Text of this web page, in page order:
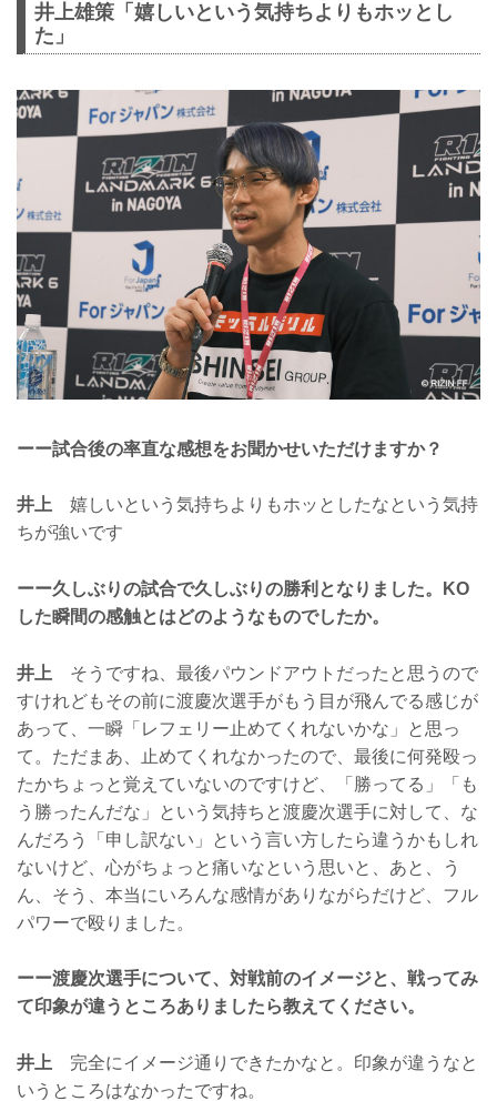
井上雄策「嬉しいという気持ちよりもホッとし
た」
ーー試合後の率直な感想をお聞かせいただけますか？
井上 嬉しいという気持ちよりもホッとしたなという気持
ちが強いです
ーー久しぶりの試合で久しぶりの勝利となりました。KO
した瞬間の感触とはどのようなものでしたか。
井上 そうですね、最後パウンドアウトだったと思うので
すけれどもその前に渡慶次選手がもう目が飛んでる感じが
あって、一瞬「レフェリー止めてくれないかな」と思っ
て。ただまあ、止めてくれなかったので、最後に何発殴っ
たかちょっと覚えていないのですけど、「勝ってる」「も
う勝ったんだな」という気持ちと渡慶次選手に対して、な
んだろう「申し訳ない」という言い方したら違うかもしれ
ないけど、心がちょっと痛いなという思いと、あと、う
ん、そう、本当にいろんな感情がありながらだけど、フル
パワーで殴りました。
ーー渡慶次選手について、対戦前のイメージと、戦ってみ
て印象が違うところありましたら教えてください。
井上 完全にイメージ通りできたかなと。印象が違うなと
いうところはなかったですね。